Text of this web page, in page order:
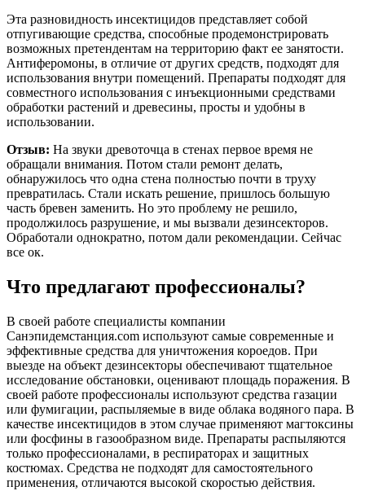
Эта разновидность инсектицидов представляет собой
отпугивающие средства, способные продемонстрировать
возможных претендентам на территорию факт ее занятости.
Антиферомоны, в отличие от других средств, подходят для
использования внутри помещений. Препараты подходят для
совместного использования с инъекционными средствами
обработки растений и древесины, просты и удобны в
использовании.
Отзыв: На звуки древоточца в стенах первое время не
обращали внимания. Потом стали ремонт делать,
обнаружилось что одна стена полностью почти в труху
превратилась. Стали искать решение, пришлось большую
часть бревен заменить. Но это проблему не решило,
продолжилось разрушение, и мы вызвали дезинсекторов.
Обработали однократно, потом дали рекомендации. Сейчас
все ок.
Что предлагают профессионалы?
В своей работе специалисты компании
Санэпидемстанция.com используют самые современные и
эффективные средства для уничтожения короедов. При
выезде на объект дезинсекторы обеспечивают тщательное
исследование обстановки, оценивают площадь поражения. В
своей работе профессионалы используют средства газации
или фумигации, распыляемые в виде облака водяного пара. В
качестве инсектицидов в этом случае применяют магтоксины
или фосфины в газообразном виде. Препараты распыляются
только профессионалами, в респираторах и защитных
костюмах. Средства не подходят для самостоятельного
применения, отличаются высокой скоростью действия.